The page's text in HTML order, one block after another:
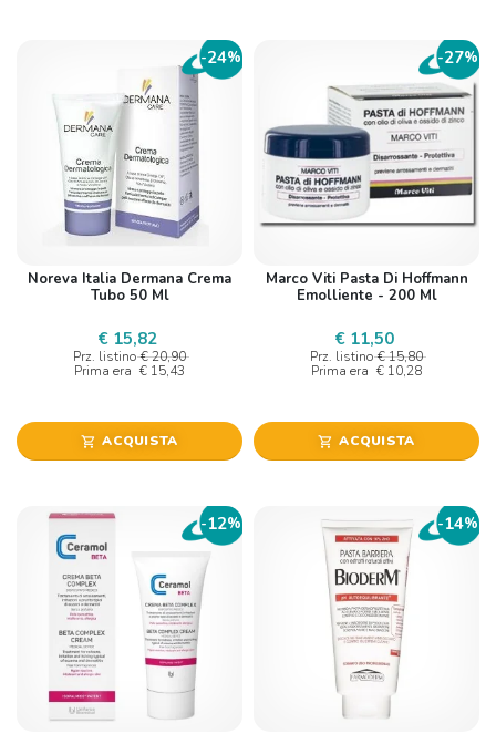
-24%
Noreva Italia Dermana Crema
Tubo 50 Ml
€ 15,82
Prz. listino € 20,90
Prima era € 15,43
shopping_cart ACQUISTA
-27%
Marco Viti Pasta Di Hoffmann
Emolliente - 200 Ml
€ 11,50
Prz. listino € 15,80
Prima era € 10,28
shopping_cart ACQUISTA
-12% -14%